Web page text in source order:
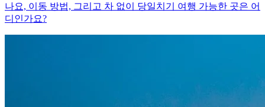
나요, 이동 방법, 그리고 차 없이 당일치기 여행 가능한 곳은 어
디인가요?